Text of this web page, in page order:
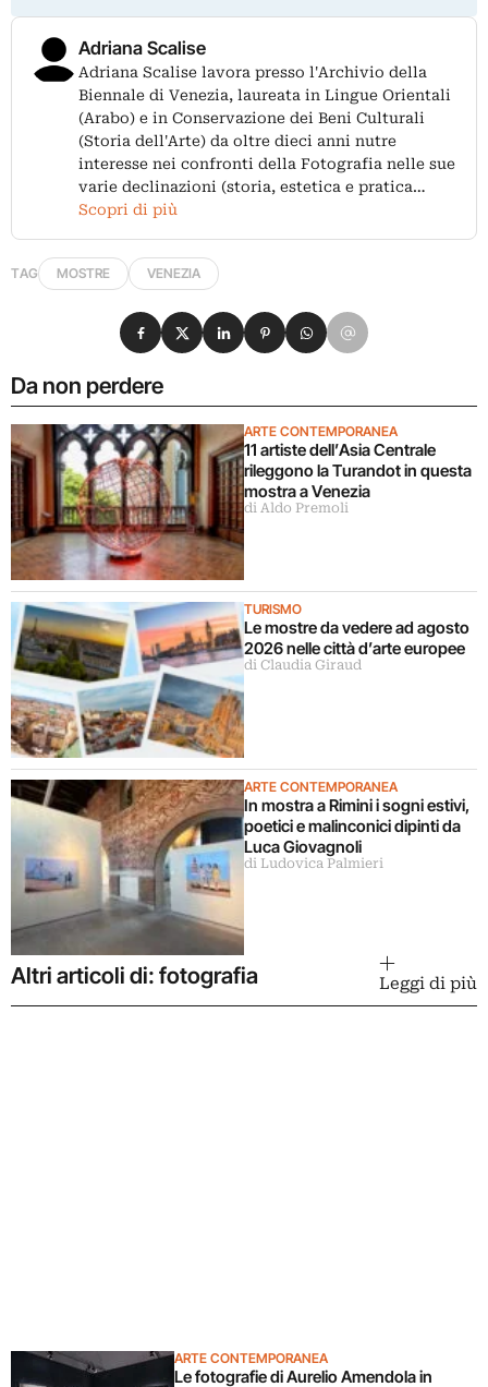
Adriana Scalise
Adriana Scalise lavora presso l'Archivio della
Biennale di Venezia, laureata in Lingue Orientali
(Arabo) e in Conservazione dei Beni Culturali
(Storia dell'Arte) da oltre dieci anni nutre
interesse nei confronti della Fotografia nelle sue
varie declinazioni (storia, estetica e pratica…
Scopri di più
TAG MOSTRE VENEZIA
Da non perdere
ARTE CONTEMPORANEA
11 artiste dell’Asia Centrale
rileggono la Turandot in questa
mostra a Venezia
di Aldo Premoli
TURISMO
Le mostre da vedere ad agosto
2026 nelle città d’arte europee
di Claudia Giraud
ARTE CONTEMPORANEA
In mostra a Rimini i sogni estivi,
poetici e malinconici dipinti da
Luca Giovagnoli
di Ludovica Palmieri
Condividi su Facebook
Condividi su X
Condividi su LinkedIn
Condividi su Pinterest
Condividi su WhatsApp
Condividi su Email
Altri articoli di: fotografia Leggi di più
ARTE CONTEMPORANEA
Le fotografie di Aurelio Amendola in